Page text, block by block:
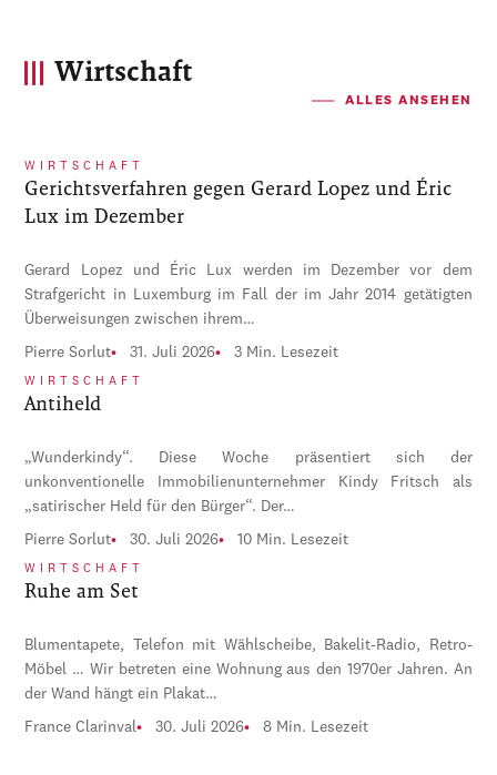
Wirtschaft
ALLES ANSEHEN
WIRTSCHAFT
Gerichtsverfahren gegen Gerard Lopez und Éric
Lux im Dezember
Gerard Lopez und Éric Lux werden im Dezember vor dem
Strafgericht in Luxemburg im Fall der im Jahr 2014 getätigten
Überweisungen zwischen ihrem…
Pierre Sorlut 31. Juli 2026 3 Min. Lesezeit
WIRTSCHAFT
Antiheld
„Wunderkindy“. Diese Woche präsentiert sich der
unkonventionelle Immobilienunternehmer Kindy Fritsch als
„satirischer Held für den Bürger“. Der…
Pierre Sorlut 30. Juli 2026 10 Min. Lesezeit
WIRTSCHAFT
Ruhe am Set
Blumentapete, Telefon mit Wählscheibe, Bakelit-Radio, Retro-
Möbel … Wir betreten eine Wohnung aus den 1970er Jahren. An
der Wand hängt ein Plakat…
France Clarinval 30. Juli 2026 8 Min. Lesezeit